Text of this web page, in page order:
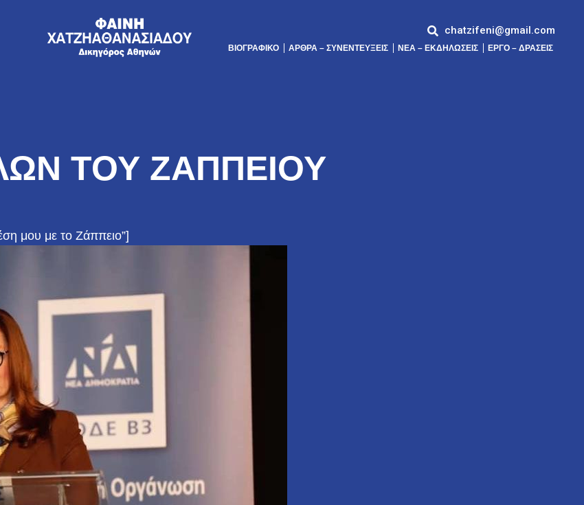
chatzifeni@gmail.com
ΒΙΟΓΡΑΦΙΚΌ ΆΡΘΡΑ – ΣΥΝΕΝΤΕΎΞΕΙΣ ΝΕΑ – ΕΚΔΗΛΩΣΕΙΣ ΕΡΓΟ – ΔΡΑΣΕΙΣ
ΤΟΥ ΖΑΠΠΕΙΟΥ
μου με το Ζάππειο”]